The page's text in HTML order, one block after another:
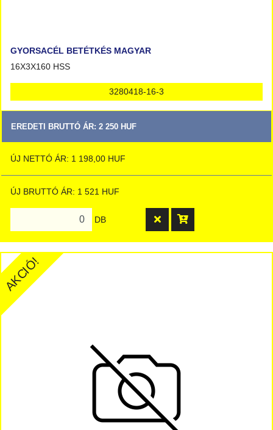
GYORSACÉL BETÉTKÉS MAGYAR
16X3X160 HSS
3280418-16-3
EREDETI BRUTTÓ ÁR: 2 250 HUF
ÚJ NETTÓ ÁR: 1 198,00 HUF
ÚJ BRUTTÓ ÁR: 1 521 HUF
DB